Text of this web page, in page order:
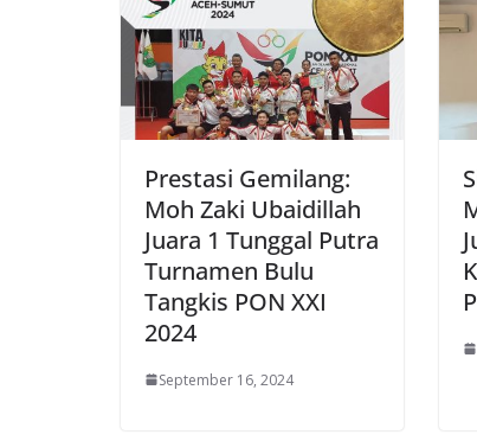
Prestasi Gemilang:
Moh Zaki Ubaidillah
Juara 1 Tunggal Putra
Turnamen Bulu
Tangkis PON XXI
2024
September 16, 2024